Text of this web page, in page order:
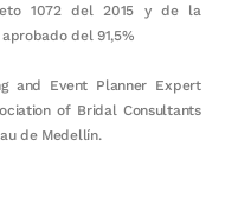
1072 del 2015 y de la
del 91,5%
and Event Planner Expert
of Bridal Consultants
de Medellín.